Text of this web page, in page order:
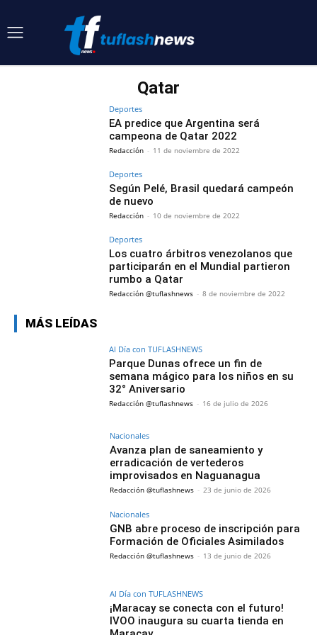
Qatar
Deportes
EA predice que Argentina será
campeona de Qatar 2022
Redacción - 11 de noviembre de 2022
Deportes
Según Pelé, Brasil quedará campeón
de nuevo
Redacción - 10 de noviembre de 2022
Deportes
Los cuatro árbitros venezolanos que
participarán en el Mundial partieron
rumbo a Qatar
Redacción @tuflashnews - 8 de noviembre de 2022
MÁS LEÍDAS
Al Día con TUFLASHNEWS
Parque Dunas ofrece un fin de
semana mágico para los niños en su
32° Aniversario
Redacción @tuflashnews - 16 de julio de 2026
Nacionales
Avanza plan de saneamiento y
erradicación de vertederos
improvisados en Naguanagua
Redacción @tuflashnews - 23 de junio de 2026
Nacionales
GNB abre proceso de inscripción para
Formación de Oficiales Asimilados
Redacción @tuflashnews - 13 de junio de 2026
Al Día con TUFLASHNEWS
¡Maracay se conecta con el futuro!
IVOO inaugura su cuarta tienda en